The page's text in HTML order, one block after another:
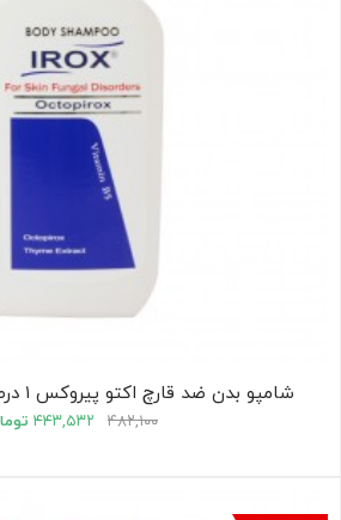
شامپو بدن ضد قارچ اکتو پیروکس ۱ درصد ایروکس ۲۰۰ گرم
۴۸۲,۱۰۰ ۴۴۳,۵۳۲